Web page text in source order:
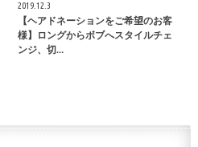
2019.12.3
【ヘアドネーションをご希望のお客
様】ロングからボブへスタイルチェ
ンジ、切…